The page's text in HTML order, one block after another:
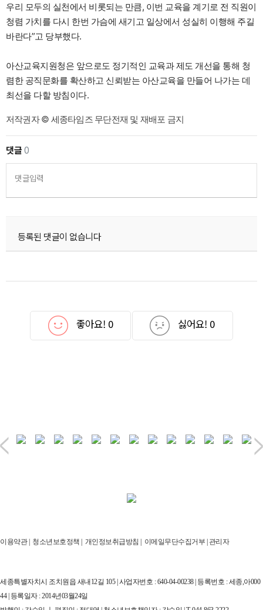
우리 모두의 실천에서 비롯되는 만큼, 이번 교육을 계기로 전 직원이
청렴 가치를 다시 한번 가슴에 새기고 일상에서 성실히 이행해 주길
바란다”고 당부했다.
아산교육지원청은 앞으로도 정기적인 교육과 제도 개선을 통해 청
렴한 공직문화를 확산하고 신뢰받는 아산교육을 만들어 나가는 데
최선을 다할 방침이다.
저작권자 © 세종타임즈 무단전재 및 재배포 금지
댓글0
댓글입력
등록된 댓글이 없습니다
좋아요! 0 싫어요! 0
이용약관| 청소년보호정책 | 개인정보취급방침 | 이메일무단수집거부 | 관리자
세종특별자치시 조치원읍 새내12길 105 | 사업자번호 : 640-04-00238 | 등록번호 : 세종,아000
44 | 등록일자 : 2014년03월24일